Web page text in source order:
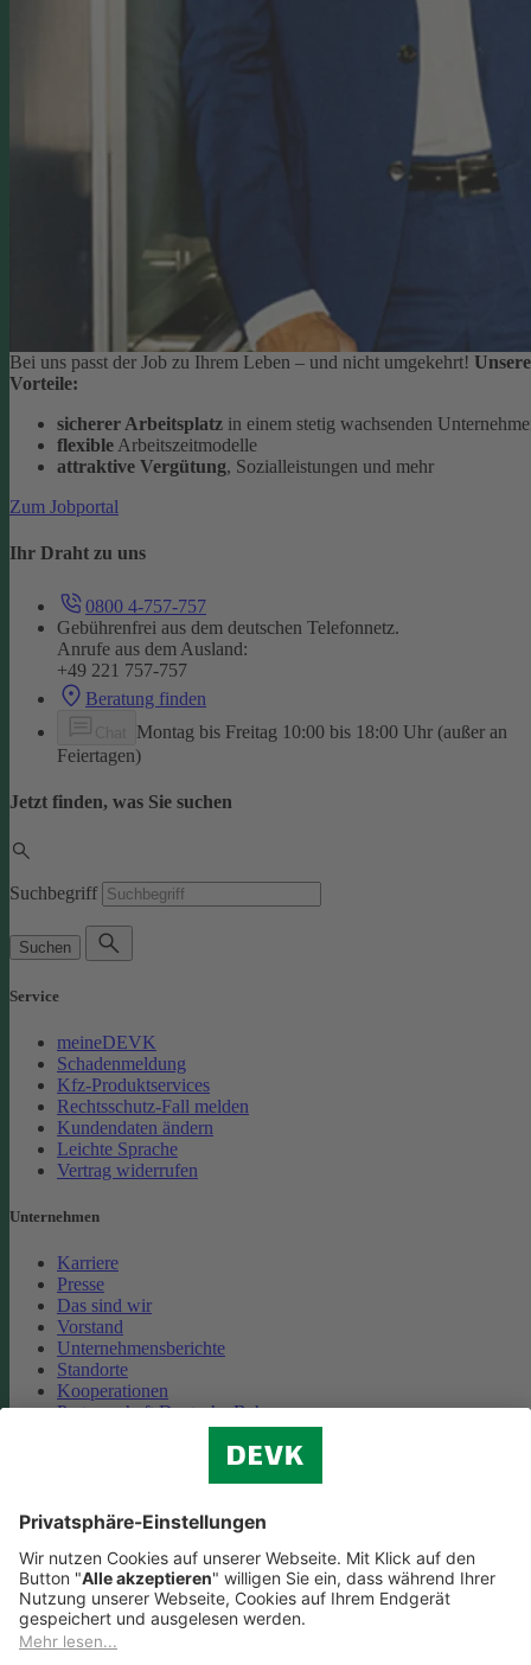
Bei uns passt der Job zu Ihrem Leben – und nicht umgekehrt! Unsere
Vorteile:
sicherer Arbeitsplatz in einem stetig wachsenden
flexible Arbeitszeitmodelle
attraktive Vergütung, Sozialleistungen und mehr
Zum Jobportal
Ihr Draht zu uns
0800 4-757-757
Gebührenfrei aus dem deutschen Telefonnetz.
Anrufe aus dem Ausland:
+49 221 757-757
Beratung finden
Montag bis Freitag 10:00 bis 18:00 Uhr (außer an
Feiertagen)
Jetzt finden, was Sie suchen
Suchbegriff
Suchen
Service
meineDEVK
Schadenmeldung
Kfz-Produktservices
Rechtsschutz-Fall melden
Kundendaten ändern
Leichte Sprache
Vertrag widerrufen
Unternehmen
Karriere
Presse
Das sind wir
Vorstand
Unternehmensberichte
Standorte
Kooperationen
Partnerschaft Deutsche Bahn
Cookie-Einstellungen
Datenschutz
Impressum